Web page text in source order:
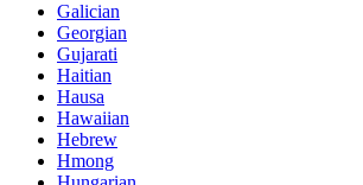
Galician
Georgian
Gujarati
Haitian
Hausa
Hawaiian
Hebrew
Hmong